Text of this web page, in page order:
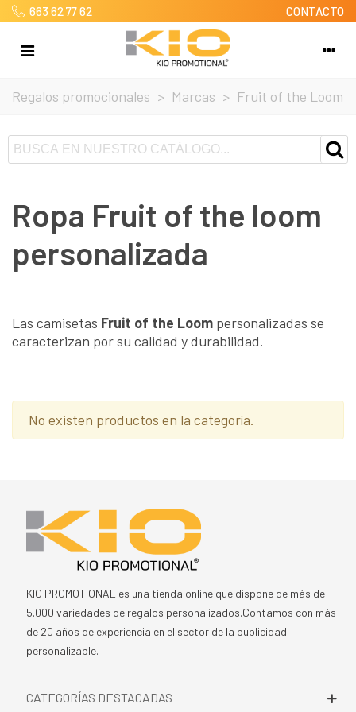
663 62 77 62 CONTACTO
Regalos promocionales > Marcas > Fruit of the Loom
Ropa Fruit of the loom
personalizada
Las camisetas Fruit of the Loom personalizadas se
caracterizan por su calidad y durabilidad.
No existen productos en la categoría.
KIO PROMOTIONAL es una tienda online que dispone de más de
5.000 variedades de regalos personalizados.Contamos con más
de 20 años de experiencia en el sector de la publicidad
personalizable.
CATEGORÍAS DESTACADAS